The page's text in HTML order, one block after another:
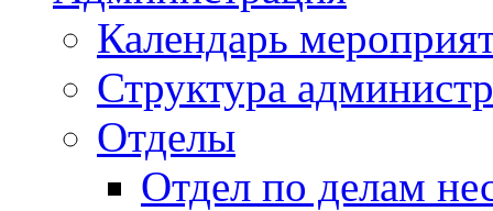
Календарь
Структура
Отделы
Отдел по делам